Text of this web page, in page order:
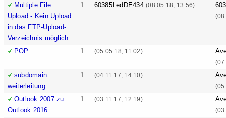
Multiple File
Upload - Kein Upload
in das FTP-Upload-
Verzeichnis möglich
1 60385LedDE434(08.05.18, 13:56)
POP 1 (05.05.18, 11:02)
subdomain
weiterleitung
1 (04.11.17, 14:10)
Outlook 2007 zu
Outlook 2016
1 (03.11.17, 12:19)